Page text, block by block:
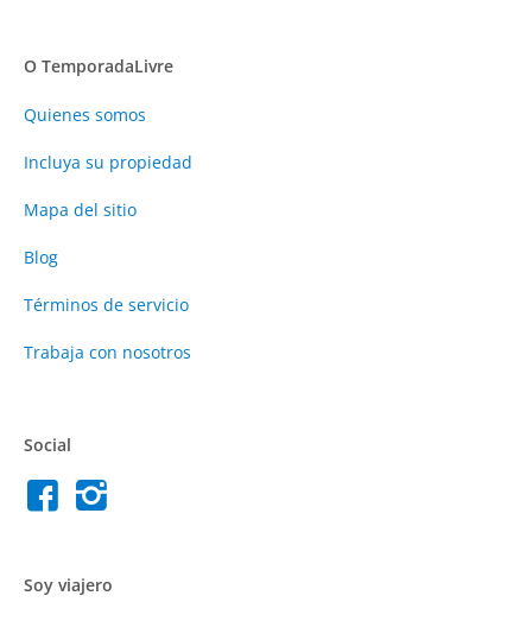
O TemporadaLivre
Quienes somos
Incluya su propiedad
Mapa del sitio
Blog
Términos de servicio
Trabaja con nosotros
Social
Soy viajero